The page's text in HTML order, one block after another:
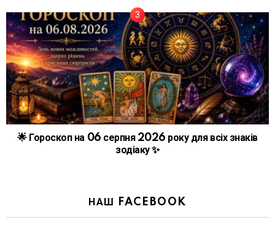
🌟 Гороскоп на 06 серпня 2026 року для всіх знаків
зодіаку ✨
НАШ FACEBOOK